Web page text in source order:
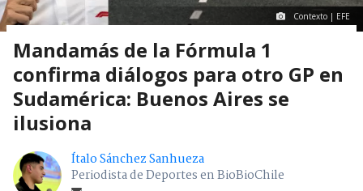
Contexto | EFE
Mandamás de la Fórmula 1
confirma diálogos para otro GP en
Sudamérica: Buenos Aires se
ilusiona
Ítalo Sánchez Sanhueza
Periodista de Deportes en BioBioChile